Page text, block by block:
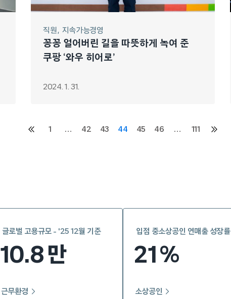
직원 지속가능경영
꽁꽁 얼어버린 길을 따뜻하게 녹여 준
쿠팡 ‘와우 히어로’
2024. 1. 31.
이전
1 … 42 43 44 45 46 … 111
다음
글로벌 고용규모 - '25 12월 기준
10.8 만
근무환경
입점 중소상공인 연매출 성장률
21 %
소상공인